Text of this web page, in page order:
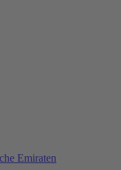
Emiraten